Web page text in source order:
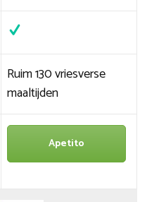
Ruim 130 vriesverse
maaltijden
Apetito